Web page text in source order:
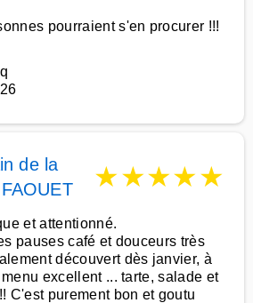
pourraient s'en procurer !!!
de la
★★★★★
et attentionné.
pauses café et douceurs très
découvert dès janvier, à
excellent ... tarte, salade et
C'est purement bon et goutu